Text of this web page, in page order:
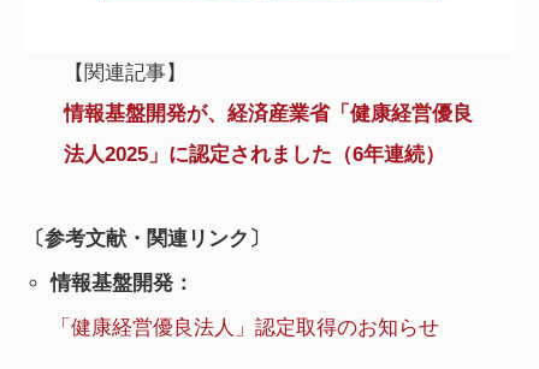
【関連記事】
情報基盤開発が、経済産業省「健康経営優良
法人2025」に認定されました（6年連続）
〔参考文献・関連リンク〕
情報基盤開発：
「健康経営優良法人」認定取得のお知らせ